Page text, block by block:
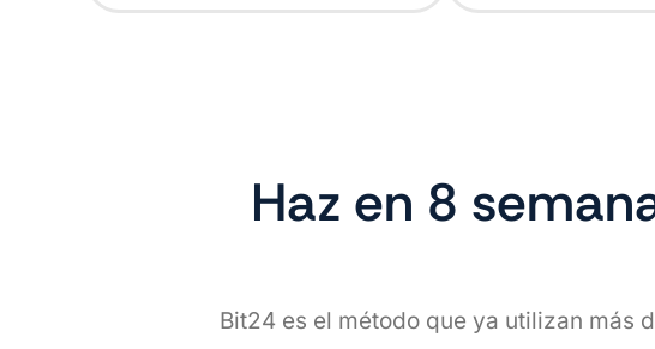
Haz en 8
Bit24 es el método que ya utilizan más